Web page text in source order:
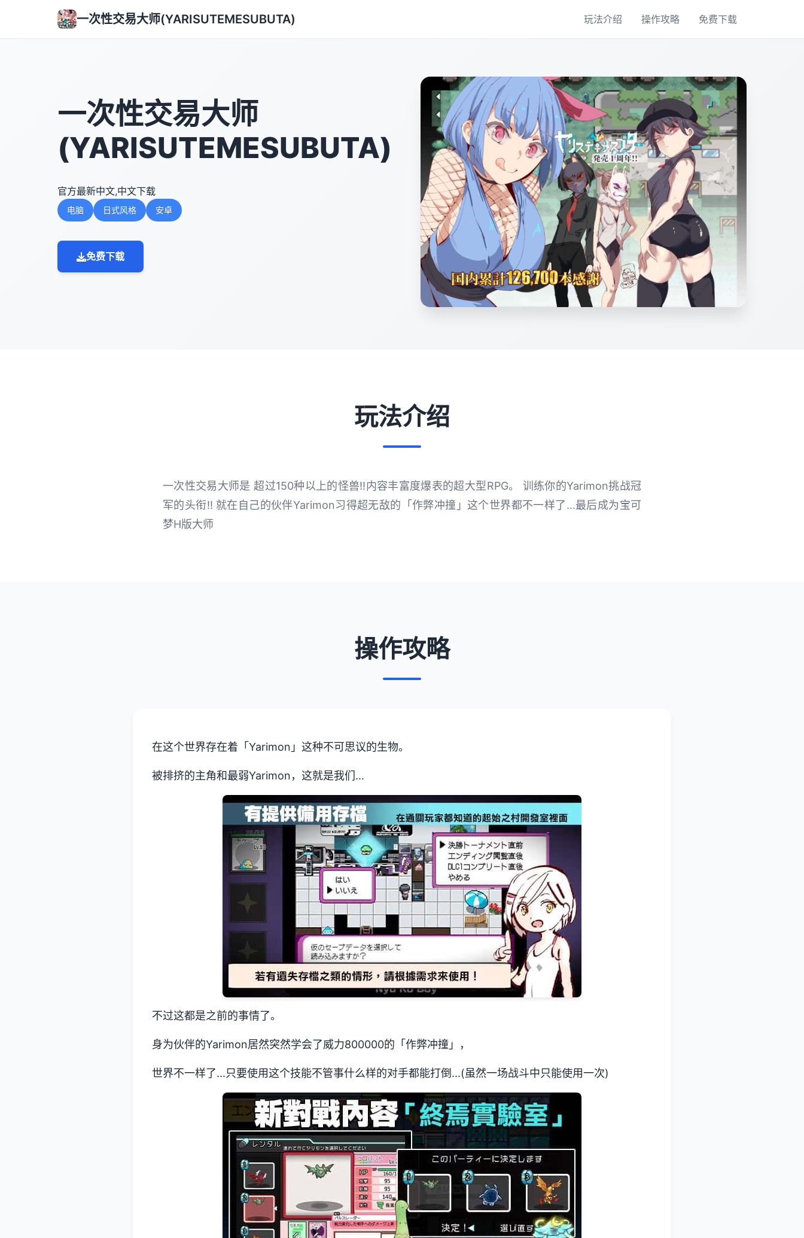
一次性交易大师(YARISUTEMESUBUTA) 玩法介绍 操作攻略 免费下载
一次性交易大师
(YARISUTEMESUBUTA)
官方最新中文,中文下载
电脑 日式风格 安卓
免费下载
玩法介绍
一次性交易大师是 超过150种以上的怪兽!!内容丰富度爆表的超大型RPG。 训练你的Yarimon挑战冠
军的头衔!! 就在自己的伙伴Yarimon习得超无敌的「作弊冲撞」这个世界都不一样了...最后成为宝可
梦H版大师
操作攻略
在这个世界存在着「Yarimon」这种不可思议的生物。
被排挤的主角和最弱Yarimon，这就是我们...
不过这都是之前的事情了。
身为伙伴的Yarimon居然突然学会了威力800000的「作弊冲撞」，
世界不一样了...只要使用这个技能不管事什么样的对手都能打倒...(虽然一场战斗中只能使用一次)